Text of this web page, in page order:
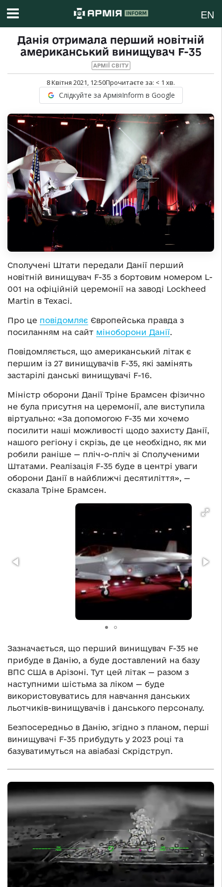
EN
Данія отримала перший новітній
американський винищувач F-35
АРМІЇ СВІТУ
8 Квітня 2021, 12:50Прочитаєте за: < 1 хв.
Слідкуйте за АрміяInform в Google
Сполучені Штати передали Данії перший
новітній винищувач F-35 з бортовим номером L-
001 на офіційній церемонії на заводі Lockheed
Martin в Техасі.
Про це повідомляє Європейська правда з
посиланням на сайт міноборони Данії.
Повідомляється, що американський літак є
першим із 27 винищувачів F-35, які замінять
застарілі данські винищувачі F-16.
Міністр оборони Данії Тріне Брамсен фізично
не була присутня на церемонії, але виступила
віртуально: «За допомогою F-35 ми хочемо
посилити наші можливості щодо захисту Данії,
нашого регіону і скрізь, де це необхідно, як ми
робили раніше — пліч-о-пліч зі Сполученими
Штатами. Реалізація F-35 буде в центрі уваги
оборони Данії в найближчі десятиліття», —
сказала Тріне Брамсен.
Зазначається, що перший винищувач F-35 не
прибуде в Данію, а буде доставлений на базу
ВПС США в Арізоні. Тут цей літак — разом з
наступними шістьма за ліком — буде
використовуватись для навчання данських
льотчиків-винищувачів і данського персоналу.
Безпосередньо в Данію, згідно з планом, перші
винищувачі F-35 прибудуть у 2023 році та
базуватимуться на авіабазі Скрідструп.